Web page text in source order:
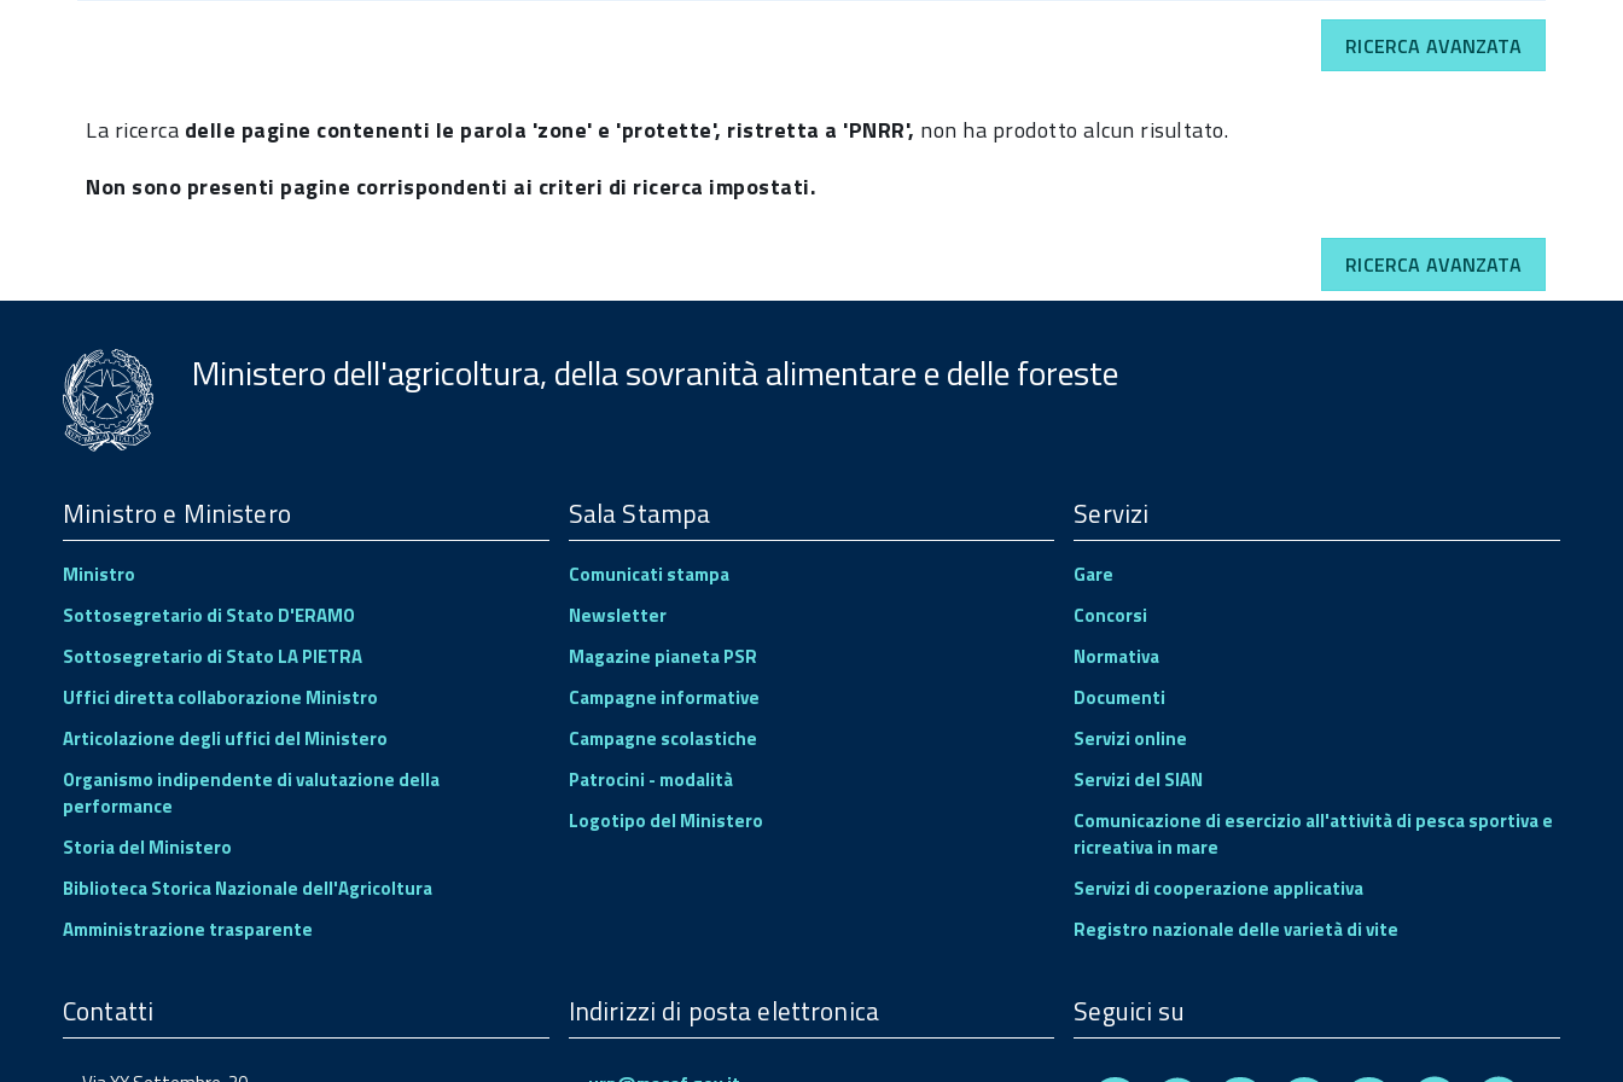
RICERCA AVANZATA
La ricerca delle pagine contenenti le parola 'zone' e 'protette', ristretta a 'PNRR', non ha prodotto alcun risultato.
Non sono presenti pagine corrispondenti ai criteri di ricerca impostati.
RICERCA AVANZATA
Ministero dell'agricoltura, della sovranità alimentare e delle foreste
Menu
Footer
Ministro e Ministero
Ministro
Sottosegretario di Stato D'ERAMO
Sottosegretario di Stato LA PIETRA
Uffici diretta collaborazione Ministro
Articolazione degli uffici del Ministero
Organismo indipendente di valutazione della
performance
Storia del Ministero
Biblioteca Storica Nazionale dell'Agricoltura
Amministrazione trasparente
Sala Stampa
Comunicati stampa
Newsletter
Magazine pianeta PSR
Campagne informative
Campagne scolastiche
Patrocini - modalità
Logotipo del Ministero
Servizi
Gare
Concorsi
Normativa
Documenti
Servizi online
Servizi del SIAN
Comunicazione di esercizio all'attività di pesca sportiva e
ricreativa in mare
Servizi di cooperazione applicativa
Registro nazionale delle varietà di vite
Contatti Indirizzi di posta elettronica Seguici su